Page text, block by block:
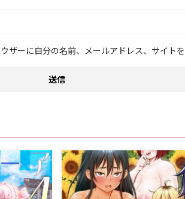
ザーに自分の名前、メールアドレス、サイトを